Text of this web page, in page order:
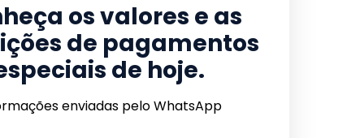
os valores e as
de pagamentos
de hoje.
enviadas pelo WhatsApp